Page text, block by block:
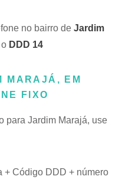
no bairro de Jardim
DDD 14
MARAJÁ, EM
FIXO
para Jardim Marajá, use
+ Código DDD + número